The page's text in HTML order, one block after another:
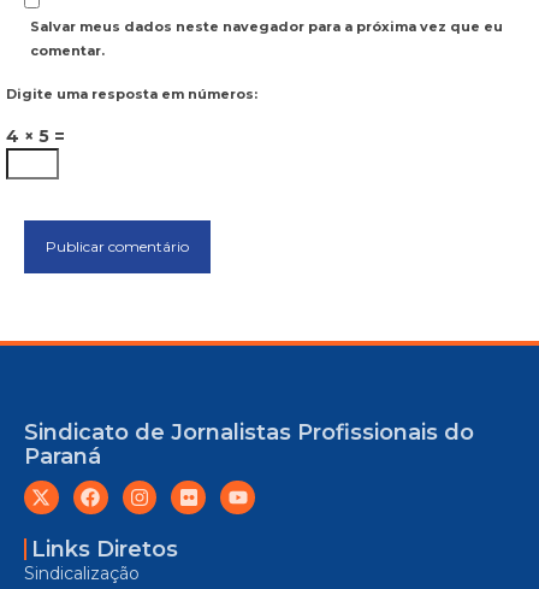
Salvar meus dados neste navegador para a próxima vez que eu
comentar.
Digite uma resposta em números:
4 × 5 =
Sindicato de Jornalistas Profissionais do
Paraná
Links Diretos
Sindicalização